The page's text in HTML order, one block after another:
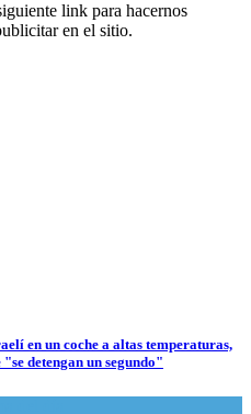
link para hacernos
en el sitio.
en un coche a altas temperaturas,
detengan un segundo"